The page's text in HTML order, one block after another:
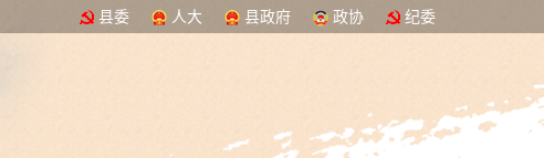
县委 人大 县政府 政协 纪委